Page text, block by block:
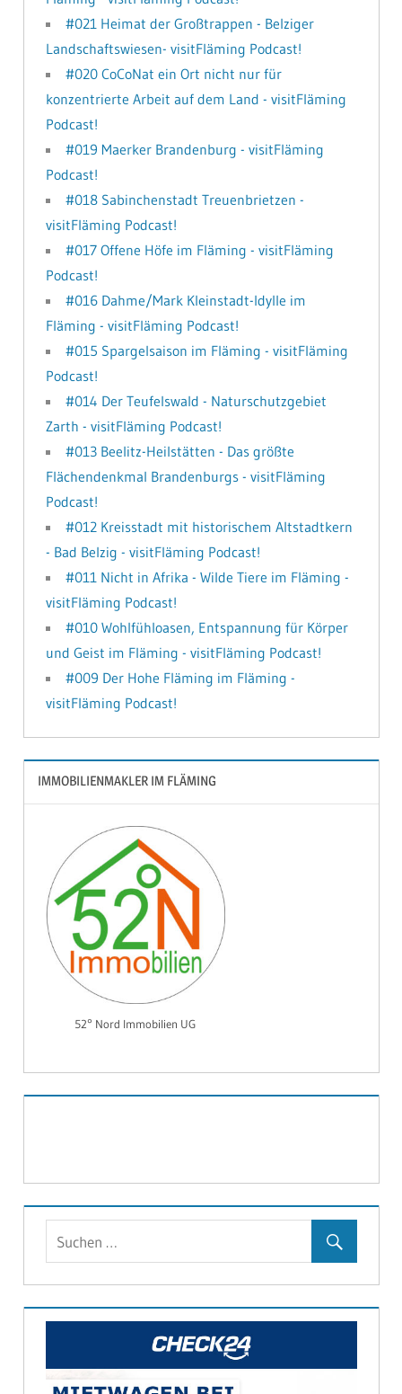
#021 Heimat der Großtrappen - Belziger
Landschaftswiesen- visitFläming Podcast!
#020 CoCoNat ein Ort nicht nur für
konzentrierte Arbeit auf dem Land - visitFläming
Podcast!
#019 Maerker Brandenburg - visitFläming
Podcast!
#018 Sabinchenstadt Treuenbrietzen -
visitFläming Podcast!
#017 Offene Höfe im Fläming - visitFläming
Podcast!
#016 Dahme/Mark Kleinstadt-Idylle im
Fläming - visitFläming Podcast!
#015 Spargelsaison im Fläming - visitFläming
Podcast!
#014 Der Teufelswald - Naturschutzgebiet
Zarth - visitFläming Podcast!
#013 Beelitz-Heilstätten - Das größte
Flächendenkmal Brandenburgs - visitFläming
Podcast!
#012 Kreisstadt mit historischem Altstadtkern
- Bad Belzig - visitFläming Podcast!
#011 Nicht in Afrika - Wilde Tiere im Fläming -
visitFläming Podcast!
#010 Wohlfühloasen, Entspannung für Körper
und Geist im Fläming - visitFläming Podcast!
#009 Der Hohe Fläming im Fläming -
visitFläming Podcast!
IMMOBILIENMAKLER IM FLÄMING
52° Nord Immobilien UG